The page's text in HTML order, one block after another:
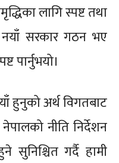
लागि स्पष्ट तथा
सरकार गठन भए
पार्नुभयो।
हुनुको अर्थ विगतबाट
नीति निर्देशन
सुनिश्चित गर्दै हामी